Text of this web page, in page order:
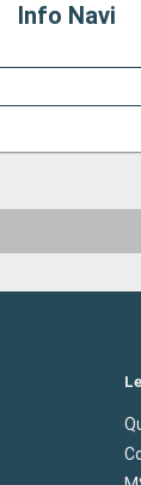
Info Navi